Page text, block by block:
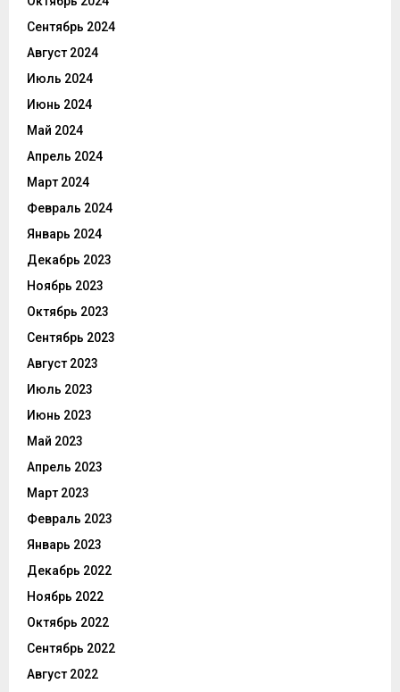
Сентябрь 2024
Август 2024
Июль 2024
Июнь 2024
Май 2024
Апрель 2024
Март 2024
Февраль 2024
Январь 2024
Декабрь 2023
Ноябрь 2023
Октябрь 2023
Сентябрь 2023
Август 2023
Июль 2023
Июнь 2023
Май 2023
Апрель 2023
Март 2023
Февраль 2023
Январь 2023
Декабрь 2022
Ноябрь 2022
Октябрь 2022
Сентябрь 2022
Август 2022